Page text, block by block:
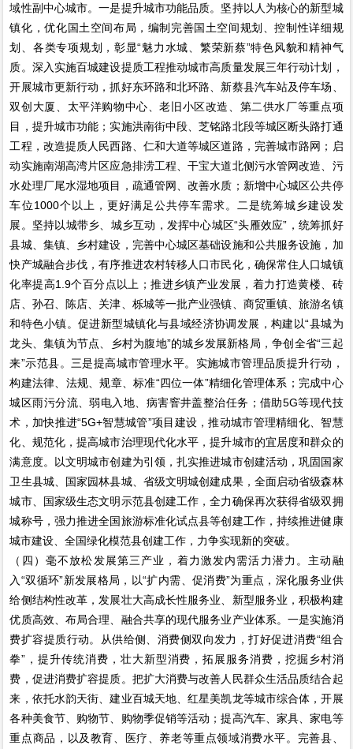
域性副中心城市。一是提升城市功能品质。坚持以人为核心的新型城
镇化，优化国土空间布局，编制完善国土空间规划、控制性详细规
划、各类专项规划，彰显“魅力水城、繁荣新蔡”特色风貌和精神气
质。深入实施百城建设提质工程推动城市高质量发展三年行动计划，
开展城市更新行动，抓好东环路和北环路、新蔡县汽车站及停车场、
双创大厦、太平洋购物中心、老旧小区改造、第二供水厂等重点项
目，提升城市功能；实施洪南街中段、芝铭路北段等城区断头路打通
工程，改造提质人民西路、仁和大道等城区道路，完善城市路网；启
动实施南湖高湾片区应急排涝工程、干宝大道北侧污水管网改造、污
水处理厂尾水湿地项目，疏通管网、改善水质；新增中心城区公共停
车位1000个以上，更好满足公共停车需求。二是统筹城乡建设发
展。坚持以城带乡、城乡互动，发挥中心城区“头雁效应”，统筹抓好
县城、集镇、乡村建设，完善中心城区基础设施和公共服务设施，加
快产城融合步伐，有序推进农村转移人口市民化，确保常住人口城镇
化率提高1.9个百分点以上；推进乡镇产业发展，着力打造黄楼、砖
店、孙召、陈店、关津、栎城等一批产业强镇、商贸重镇、旅游名镇
和特色小镇。促进新型城镇化与县域经济协调发展，构建以“县城为
龙头、集镇为节点、乡村为腹地”的城乡发展新格局，争创全省“三起
来”示范县。三是提高城市管理水平。实施城市管理品质提升行动，
构建法律、法规、规章、标准“四位一体”精细化管理体系；完成中心
城区雨污分流、弱电入地、病害窨井盖整治任务；借助5G等现代技
术，加快推进“5G+智慧城管”项目建设，推动城市管理精细化、智慧
化、规范化，提高城市治理现代化水平，提升城市的宜居度和群众的
满意度。以文明城市创建为引领，扎实推进城市创建活动，巩固国家
卫生县城、国家园林县城、省级文明城创建成果，全面启动省级森林
城市、国家级生态文明示范县创建工作，全力确保再次获得省级双拥
城称号，强力推进全国旅游标准化试点县等创建工作，持续推进健康
城市建设、全国绿化模范县创建工作，力争实现新的突破。
（四）毫不放松发展第三产业，着力激发内需活力潜力。主动融
入“双循环”新发展格局，以“扩内需、促消费”为重点，深化服务业供
给侧结构性改革，发展壮大高成长性服务业、新型服务业，积极构建
优质高效、布局合理、融合共享的现代服务业产业体系。一是实施消
费扩容提质行动。从供给侧、消费侧双向发力，打好促进消费“组合
拳”，提升传统消费，壮大新型消费，拓展服务消费，挖掘乡村消
费，促进消费扩容提质。把扩大消费与改善人民群众生活品质结合起
来，依托水韵天街、建业百城天地、红星美凯龙等城市综合体，开展
各种美食节、购物节、购物季促销等活动；提高汽车、家具、家电等
重点商品，以及教育、医疗、养老等重点领域消费水平。完善县、